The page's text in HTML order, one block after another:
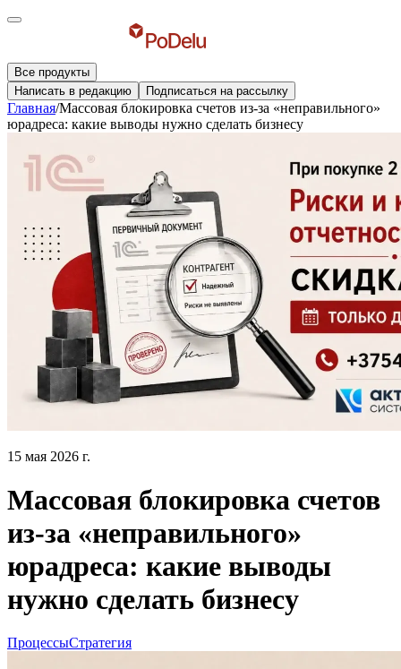
Все продукты
Написать в редакцию
Подписаться на рассылку
Главная/Массовая блокировка счетов из-за «неправильного»
юрадреса: какие выводы нужно сделать бизнесу
15 мая 2026 г.
Массовая блокировка счетов
из-за «неправильного»
юрадреса: какие выводы
нужно сделать бизнесу
ПроцессыСтратегия